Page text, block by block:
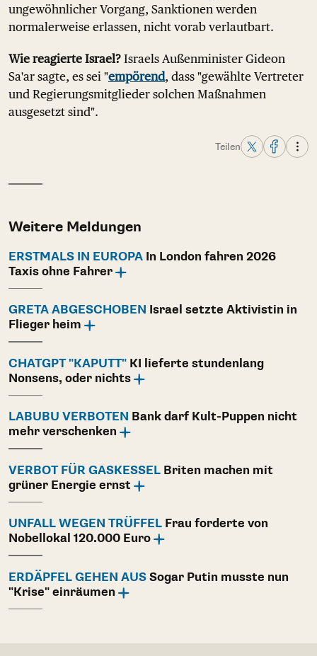
ungewöhnlicher Vorgang, Sanktionen werden
normalerweise erlassen, nicht vorab verlautbart.
Wie reagierte Israel? Israels Außenminister Gideon
Sa'ar sagte, es sei "empörend, dass "gewählte Vertreter
und Regierungsmitglieder solchen Maßnahmen
ausgesetzt sind".
Teilen
Weitere Meldungen
ERSTMALS IN EUROPA In London fahren 2026
Taxis ohne Fahrer
GRETA ABGESCHOBEN Israel setzte Aktivistin in
Flieger heim
CHATGPT "KAPUTT" KI lieferte stundenlang
Nonsens, oder nichts
LABUBU VERBOTEN Bank darf Kult-Puppen nicht
mehr verschenken
VERBOT FÜR GASKESSEL Briten machen mit
grüner Energie ernst
UNFALL WEGEN TRÜFFEL Frau forderte von
Nobellokal 120.000 Euro
ERDÄPFEL GEHEN AUS Sogar Putin musste nun
"Krise" einräumen